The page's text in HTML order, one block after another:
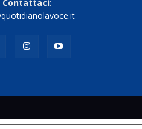
Contattaci: